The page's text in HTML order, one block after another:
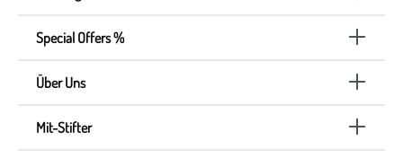
Special Offers %
Über Uns
Mit-Stifter